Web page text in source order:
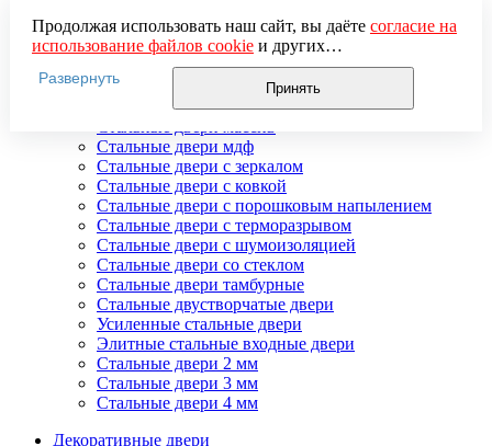
Стальная дверь на дачу
Стальные взломостойкие двери
Стальные входные двери в квартиру
Стальные двери в подъезд
Стальные двери внутреннего открывания
Стальные двери мдф
Стальные двери с зеркалом
Стальные двери с ковкой
Стальные двери с порошковым напылением
Стальные двери с терморазрывом
Стальные двери с шумоизоляцией
Стальные двери со стеклом
Стальные двери тамбурные
Стальные двустворчатые двери
Усиленные стальные двери
Элитные стальные входные двери
Стальные двери 2 мм
Стальные двери 3 мм
Стальные двери 4 мм
Декоративные двери
Продолжая использовать наш сайт, вы даёте согласие на
использование файлов cookieи других
пользовательских данных (включая IP-адрес, сведения о
местоположении, устройстве, действиях на сайте и т. п.)
для функционирования сайта, проведения
использования систем аналитики (например,
Яндекс.Метрика), в соответствии с нашей
обработки персональных данных.
Если вы не хотите, чтобы ваши данные обрабатывались,
настройте ограничения в браузере или покиньте сайт.
Развернуть
Принять